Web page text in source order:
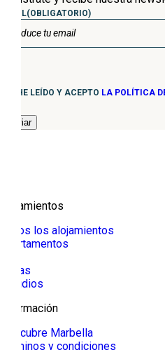
EMAIL(OBLIGATORIO)
Consentimiento(Obligatorio)
HE LEÍDO Y ACEPTO LA POLÍTICA
Alojamientos
Todos los alojamientos
Apartamentos
Casas
Estudios
Información
Descubre Marbella
Términos y condiciones